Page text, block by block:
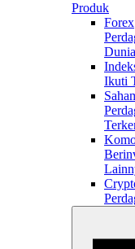
Produk
Forex
Ikuti